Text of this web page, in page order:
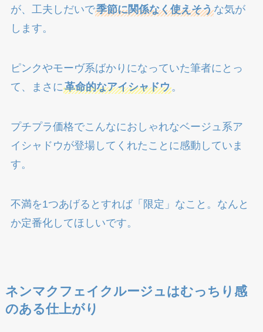
が、工夫しだいで季節に関係なく使えそうな気が
します。
ピンクやモーヴ系ばかりになっていた筆者にとっ
て、まさに革命的なアイシャドウ。
プチプラ価格でこんなにおしゃれなベージュ系ア
イシャドウが登場してくれたことに感動していま
す。
不満を1つあげるとすれば「限定」なこと。なんと
か定番化してほしいです。
ネンマクフェイクルージュはむっちり感
のある仕上がり